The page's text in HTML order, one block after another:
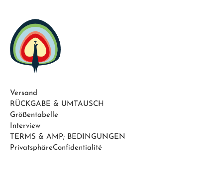
Versand
RÜCKGABE & UMTAUSCH
Größentabelle
Interview
TERMS & AMP; BEDINGUNGEN
PrivatsphäreConfidentialité